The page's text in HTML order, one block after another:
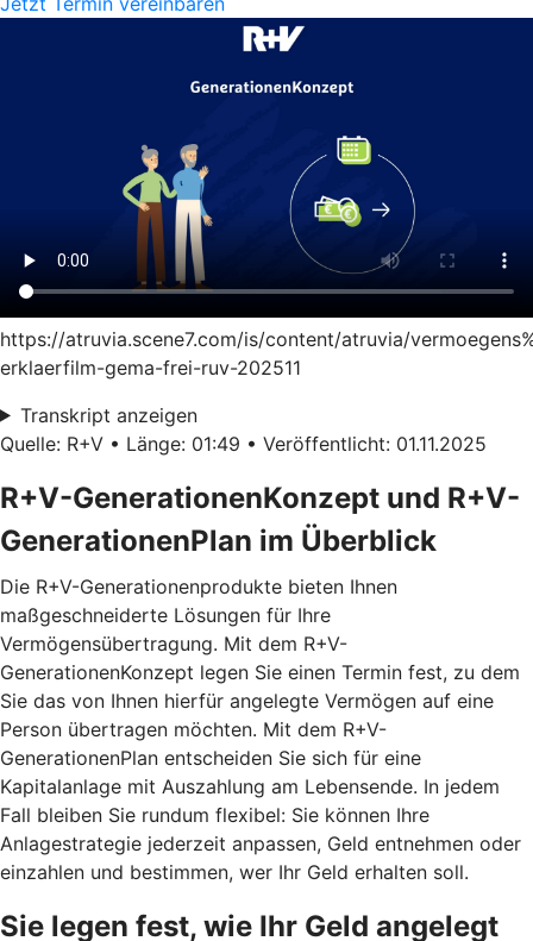
https://atruvia.scene7.com/is/content/atruvia/
erklaerfilm-gema-frei-ruv-202511
Transkript anzeigen
Quelle: R+V • Länge: 01:49 • Veröffentlicht: 01.11.2025
R+V-GenerationenKonzept und R+V-
GenerationenPlan im Überblick
Die R+V-Generationenprodukte bieten Ihnen
maßgeschneiderte Lösungen für Ihre
Vermögensübertragung. Mit dem R+V-
GenerationenKonzept legen Sie einen Termin fest, zu dem
Sie das von Ihnen hierfür angelegte Vermögen auf eine
Person übertragen möchten. Mit dem R+V-
GenerationenPlan entscheiden Sie sich für eine
Kapitalanlage mit Auszahlung am Lebensende. In jedem
Fall bleiben Sie rundum flexibel: Sie können Ihre
Anlagestrategie jederzeit anpassen, Geld entnehmen oder
einzahlen und bestimmen, wer Ihr Geld erhalten soll.
Sie legen fest, wie Ihr Geld angelegt